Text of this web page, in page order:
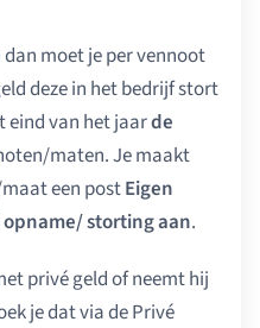
dan moet je per vennoot
deze in het bedrijf stort
eind van het jaarde
maten. Je maakt
een postEigen
opname/ storting aan.
privé geld of neemt hij
je dat via de Privé